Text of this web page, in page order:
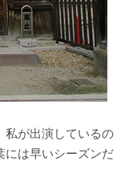
私が出演しているの
には早いシーズンだ